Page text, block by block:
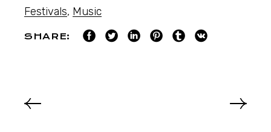
Festivals, Music
SHARE: